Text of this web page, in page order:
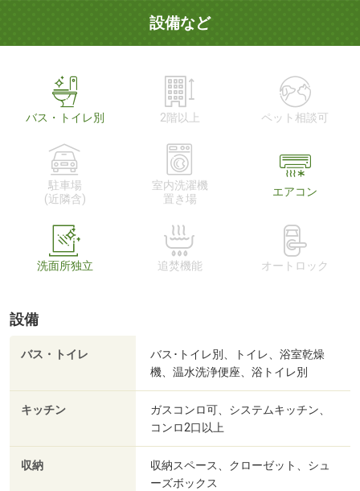
設備など
バス・トイレ別 2階以上 ペット相談可
駐車場
(近隣含)
室内洗濯機
置き場
エアコン
洗面所独立 追焚機能 オートロック
設備
バス・トイレ
バス･トイレ別、トイレ、浴室乾燥
機、温水洗浄便座、浴トイレ別
キッチン
ガスコンロ可、システムキッチン、
コンロ2口以上
収納
収納スペース、クローゼット、シュ
ーズボックス